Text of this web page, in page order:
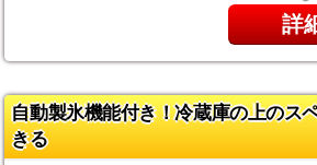
詳
自動製氷機能付き！冷蔵庫の上のス
きる